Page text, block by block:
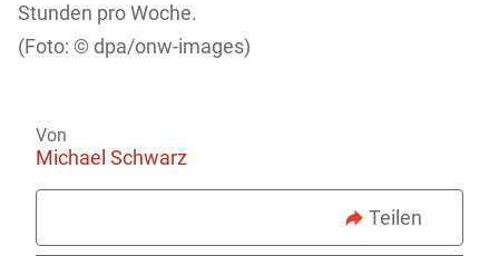
Stunden pro Woche.
dpa/onw-images)
Von
Michael Schwarz
Teilen